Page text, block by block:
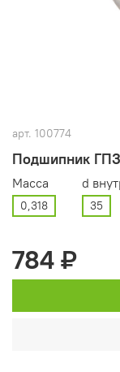
арт. 100774
Подшипник
Масса
0,318
d
35
784 ₽